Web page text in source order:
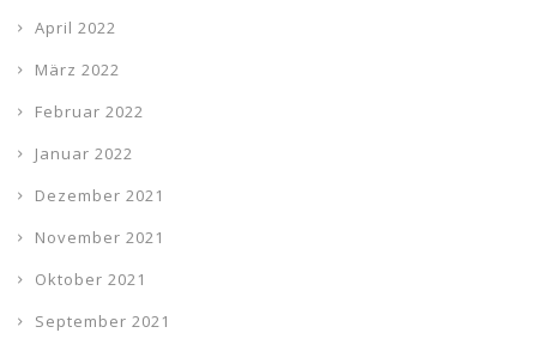
April 2022
März 2022
Februar 2022
Januar 2022
Dezember 2021
November 2021
Oktober 2021
September 2021